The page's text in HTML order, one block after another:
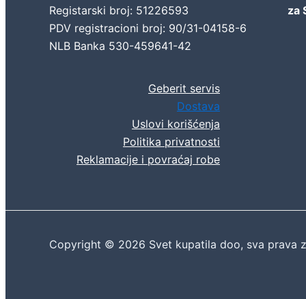
Registarski broj: 51226593
PDV registracioni broj: 90/31-04158-6
NLB Banka 530-459641-42
za
Geberit servis
Dostava
Uslovi korišćenja
Politika privatnosti
Reklamacije i povraćaj robe
Copyright © 2026 Svet kupatila doo, sva prava